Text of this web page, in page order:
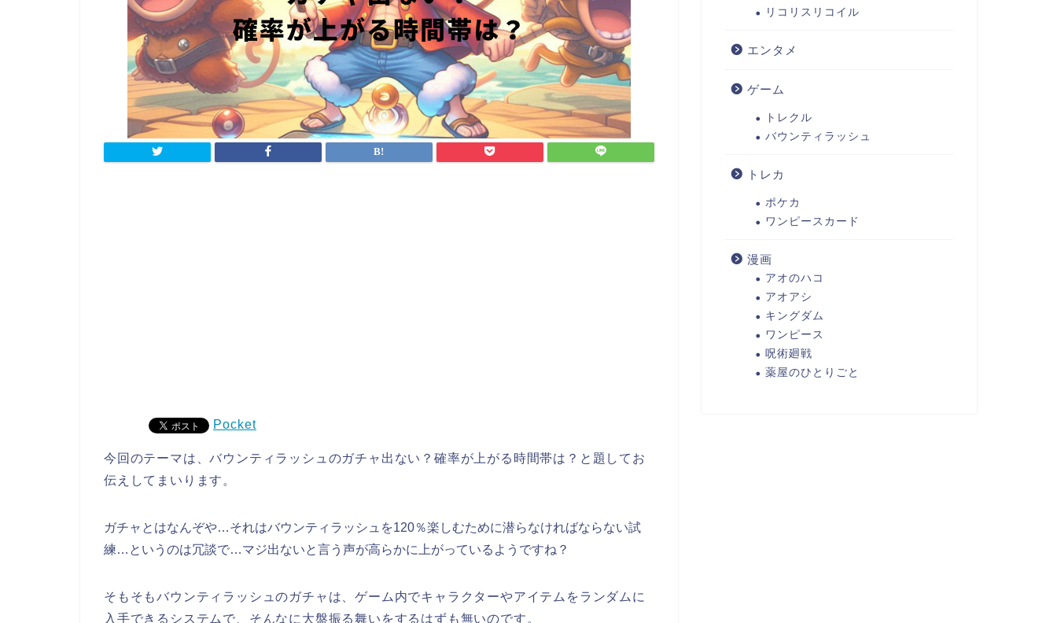
Pocket
今回のテーマは、バウンティラッシュのガチャ出ない？確率が上がる時間帯は？と題してお
伝えしてまいります。
ガチャとはなんぞや…それはバウンティラッシュを120％楽しむために潜らなければならない試
練…というのは冗談で…マジ出ないと言う声が高らかに上がっているようですね？
そもそもバウンティラッシュのガチャは、ゲーム内でキャラクターやアイテムをランダムに
入手できるシステムで、そんなに大盤振る舞いをするはずも無いのです。
リコリスリコイル
エンタメ
ゲーム
トレクル
バウンティラッシュ
トレカ
ポケカ
ワンピースカード
漫画
アオのハコ
アオアシ
キングダム
ワンピース
呪術廻戦
薬屋のひとりごと